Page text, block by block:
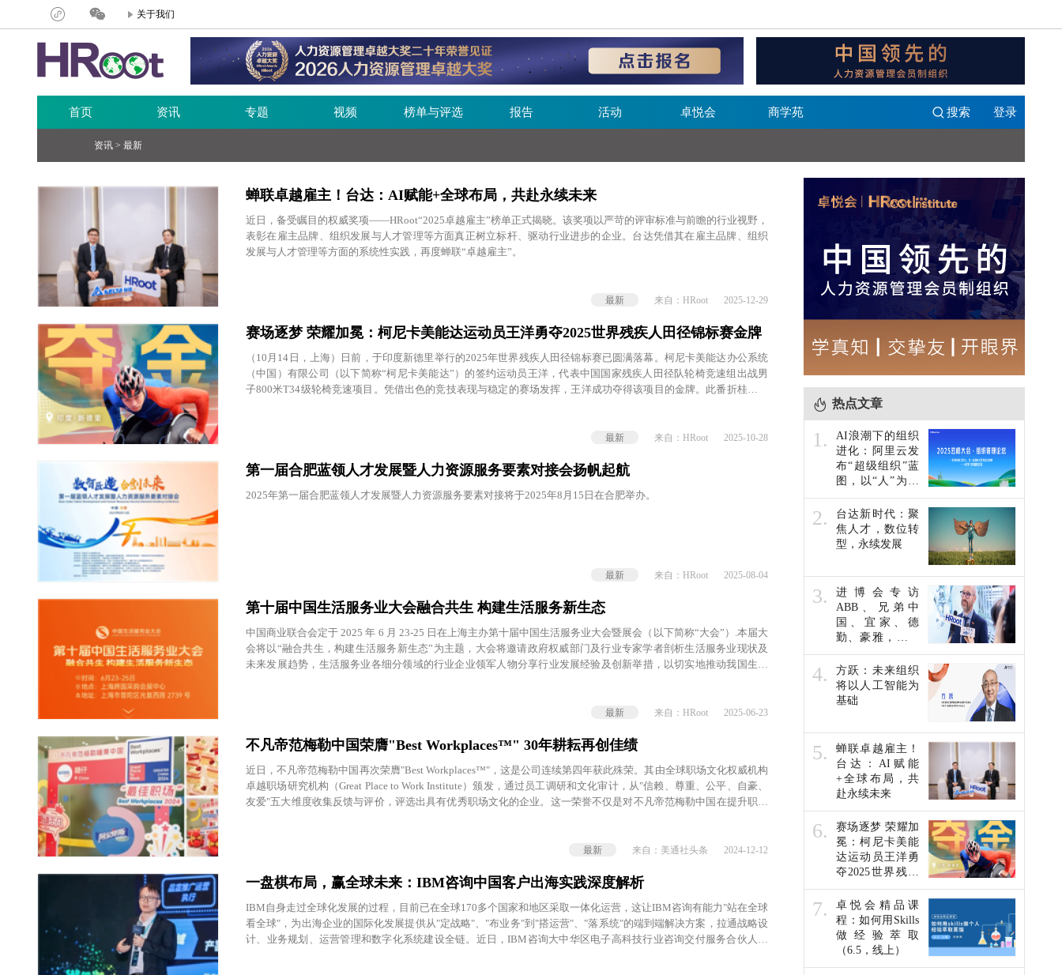
关于我们
首页 资讯 专题 视频 榜单与评选 报告 活动 卓悦会 商学苑 搜索 登录
资讯 > 最新
蝉联卓越雇主！台达：AI赋能+全球布局，共赴永续未来
近日，备受瞩目的权威奖项——HRoot“2025卓越雇主”榜单正式揭晓。该奖项以严苛的评审标准与前瞻的行业视野，
表彰在雇主品牌、组织发展与人才管理等方面真正树立标杆、驱动行业进步的企业。台达凭借其在雇主品牌、组织
发展与人才管理等方面的系统性实践，再度蝉联“卓越雇主”。
最新 来自：HRoot 2025-12-29
赛场逐梦 荣耀加冕：柯尼卡美能达运动员王洋勇夺2025世界残疾人田径锦标赛金牌
（10月14日，上海）日前，于印度新德里举行的2025年世界残疾人田径锦标赛已圆满落幕。柯尼卡美能达办公系统
（中国）有限公司（以下简称“柯尼卡美能达”）的签约运动员王洋，代表中国国家残疾人田径队轮椅竞速组出战男
子800米T34级轮椅竞速项目。凭借出色的竞技表现与稳定的赛场发挥，王洋成功夺得该项目的金牌。此番折桂，是
最新 来自：HRoot 2025-10-28
第一届合肥蓝领人才发展暨人力资源服务要素对接会扬帆起航
2025年第一届合肥蓝领人才发展暨人力资源服务要素对接将于2025年8月15日在合肥举办。
最新 来自：HRoot 2025-08-04
第十届中国生活服务业大会融合共生 构建生活服务新生态
中国商业联合会定于 2025 年 6 月 23-25 日在上海主办第十届中国生活服务业大会暨展会（以下简称“大会”）.本届大
会将以“融合共生，构建生活服务新生态”为主题，大会将邀请政府权威部门及行业专家学者剖析生活服务业现状及
未来发展趋势，生活服务业各细分领域的行业企业领军人物分享行业发展经验及创新举措，以切实地推动我国生活
最新 来自：HRoot 2025-06-23
不凡帝范梅勒中国荣膺"Best Workplaces™" 30年耕耘再创佳绩
近日，不凡帝范梅勒中国再次荣膺"Best Workplaces™"，这是公司连续第四年获此殊荣。其由全球职场文化权威机构
卓越职场研究机构（Great Place to Work Institute）颁发，通过员工调研和文化审计，从"信赖、尊重、公平、自豪、
友爱"五大维度收集反馈与评价，评选出具有优秀职场文化的企业。这一荣誉不仅是对不凡帝范梅勒中国在提升职场
最新 来自：美通社头条 2024-12-12
一盘棋布局，赢全球未来：IBM咨询中国客户出海实践深度解析
IBM自身走过全球化发展的过程，目前已在全球170多个国家和地区采取一体化运营，这让IBM咨询有能力"站在全球
看全球"，为出海企业的国际化发展提供从"定战略"、"布业务"到"搭运营"、"落系统"的端到端解决方案，拉通战略设
计、业务规划、运营管理和数字化系统建设全链。近日，IBM咨询大中华区电子高科技行业咨询交付服务合伙人胡
热点文章
1.
AI浪潮下的组织
进化：阿里云发
布“超级组织”蓝
图，以“人”为本
共赴未来
2.
台达新时代：聚
焦人才，数位转
型，永续发展
3.
进博会专访
ABB、兄弟中
国、宜家、德
勤、豪雅，对于
未来人才发展他
们这么说…
4.
方跃：未来组织
将以人工智能为
基础
5.
蝉联卓越雇主！
台达：AI赋能
+全球布局，共
赴永续未来
6.
赛场逐梦 荣耀加
冕：柯尼卡美能
达运动员王洋勇
夺2025世界残疾
人田径锦标赛金
牌
7.
卓悦会精品课
程：如何用Skills
做经验萃取
（6.5，线上）